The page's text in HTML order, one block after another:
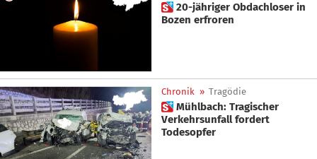
 20-jähriger Obdachloser in
Bozen erfroren
Chronik » Tragödie
 Mühlbach: Tragischer
Verkehrsunfall fordert
Todesopfer